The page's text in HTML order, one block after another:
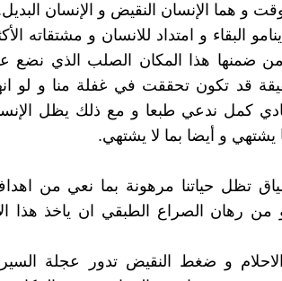
و هما الإنسان النقيض و الإنسان
البقاء و امتداد للانسان و مشتقاته
ضمنها هذا المكان الصلب الذي نضع
قد تكون تحققت في غفلة منا و لو
كمل ندعي طبعا و مع ذلك يظل
و أيضا بما لا يشتهي.
تظل حياتنا مرهونة بما نعي من
من رهان الصراع الطبقي ان ياخذ هذا
و ضغط النقيض تدور عجلة